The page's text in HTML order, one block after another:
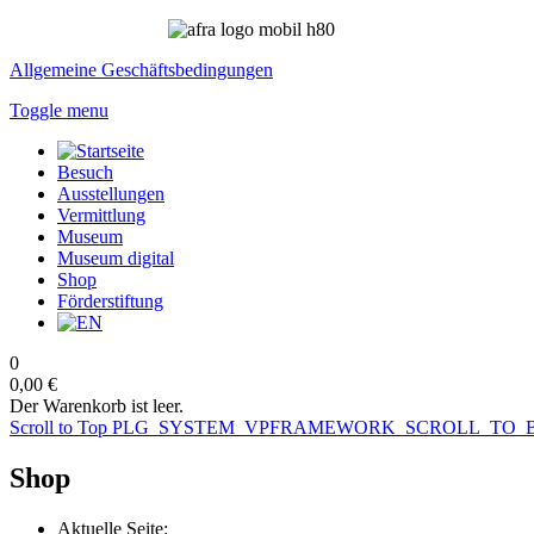
Allgemeine Geschäftsbedingungen
Toggle menu
Besuch
Ausstellungen
Vermittlung
Museum
Museum digital
Shop
Förderstiftung
0
0,00 €
Der Warenkorb ist leer.
Scroll to Top
Shop
Aktuelle Seite: